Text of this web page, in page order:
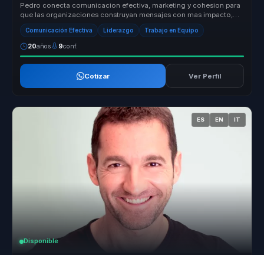
Pedro conecta comunicacion efectiva, marketing y cohesion para
que las organizaciones construyan mensajes con mas impacto,
mejor alineaci...
Comunicación Efectiva Liderazgo Trabajo en Equipo
20años 9conf.
Cotizar Ver Perfil
ES EN IT
Disponible